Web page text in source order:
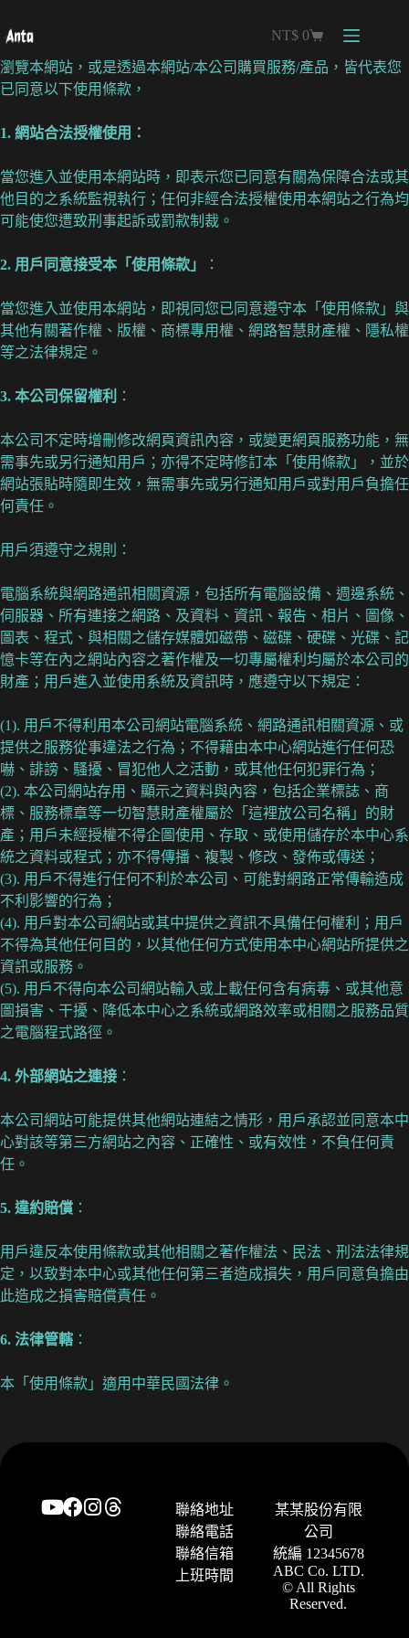
NT$ 0
瀏覽本網站，或是透過本網站/本公司購買服務/產品，皆代表您
已同意以下使用條款，
1. 網站合法授權使用：
當您進入並使用本網站時，即表示您已同意有關為保障合法或其
他目的之系統監視執行；任何非經合法授權使用本網站之行為均
可能使您遭致刑事起訴或罰款制裁。
2. 用戶同意接受本「使用條款」 ：
當您進入並使用本網站，即視同您已同意遵守本「使用條款」與
其他有關著作權、版權、商標專用權、網路智慧財產權、隱私權
等之法律規定。
3. 本公司保留權利 ：
本公司不定時增刪修改網頁資訊內容，或變更網頁服務功能，無
需事先或另行通知用戶；亦得不定時修訂本「使用條款」，並於
網站張貼時隨即生效，無需事先或另行通知用戶或對用戶負擔任
何責任。
用戶須遵守之規則：
電腦系統與網路通訊相關資源，包括所有電腦設備、週邊系統、
伺服器、所有連接之網路、及資料、資訊、報告、相片、圖像、
圖表、程式、與相關之儲存媒體如磁帶、磁碟、硬碟、光碟、記
憶卡等在內之網站內容之著作權及一切專屬權利均屬於本公司的
財產；用戶進入並使用系統及資訊時，應遵守以下規定：
(1). 用戶不得利用本公司網站電腦系統、網路通訊相關資源、或
提供之服務從事違法之行為；不得藉由本中心網站進行任何恐
嚇、誹謗、騷擾、冒犯他人之活動，或其他任何犯罪行為；
(2). 本公司網站存用、顯示之資料與內容，包括企業標誌、商
標、服務標章等一切智慧財產權屬於「這裡放公司名稱」的財
產；用戶未經授權不得企圖使用、存取、或使用儲存於本中心系
統之資料或程式；亦不得傳播、複製、修改、發佈或傳送；
(3). 用戶不得進行任何不利於本公司、可能對網路正常傳輸造成
不利影響的行為；
(4). 用戶對本公司網站或其中提供之資訊不具備任何權利；用戶
不得為其他任何目的，以其他任何方式使用本中心網站所提供之
資訊或服務。
(5). 用戶不得向本公司網站輸入或上載任何含有病毒、或其他意
圖損害、干擾、降低本中心之系統或網路效率或相關之服務品質
之電腦程式路徑。
4. 外部網站之連接 ：
本公司網站可能提供其他網站連結之情形，用戶承認並同意本中
心對該等第三方網站之內容、正確性、或有效性，不負任何責
任。
5. 違約賠償 ：
用戶違反本使用條款或其他相關之著作權法、民法、刑法法律規
定，以致對本中心或其他任何第三者造成損失，用戶同意負擔由
此造成之損害賠償責任。
6. 法律管轄 ：
本「使用條款」適用中華民國法律。
某某股份有限
公司
統編 12345678
ABC Co. LTD.
© All Rights
Reserved.
聯絡地址
聯絡電話
聯絡信箱
上班時間